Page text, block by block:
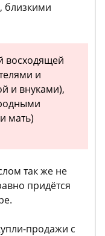
близкими
восходящей
и
и внуками),
мать)
так же не
придётся
продажи с